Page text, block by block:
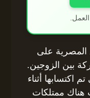
المصرية على
بين الزوجين.
اكتسابها أثناء
هناك ممتلكات